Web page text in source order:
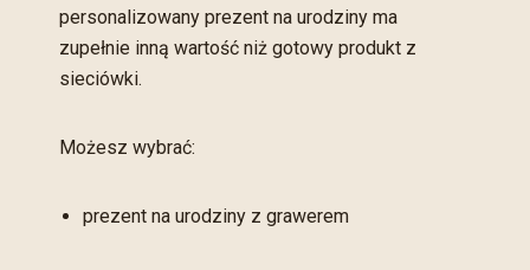
personalizowany prezent na urodziny ma
zupełnie inną wartość niż gotowy produkt z
sieciówki.
Możesz wybrać:
prezent na urodziny z grawerem